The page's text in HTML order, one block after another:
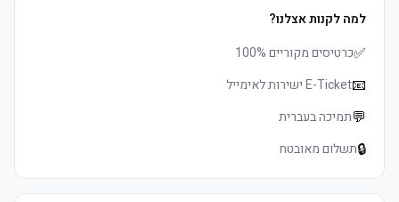
למה לקנות אצלנו?
✅כרטיסים מקוריים 100%
📧E-Ticket ישירות לאימייל
💬תמיכה בעברית
🔒תשלום מאובטח